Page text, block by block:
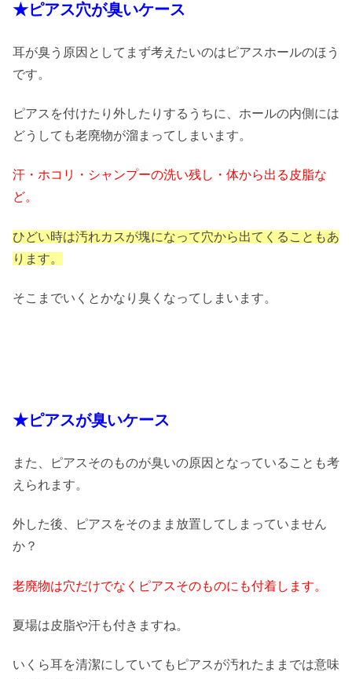
★ピアス穴が臭いケース
耳が臭う原因としてまず考えたいのはピアスホールのほう
です。
ピアスを付けたり外したりするうちに、ホールの内側には
どうしても老廃物が溜まってしまいます。
汗・ホコリ・シャンプーの洗い残し・体から出る皮脂な
ど。
ひどい時は汚れカスが塊になって穴から出てくることもあ
ります。
そこまでいくとかなり臭くなってしまいます。
★ピアスが臭いケース
また、ピアスそのものが臭いの原因となっていることも考
えられます。
外した後、ピアスをそのまま放置してしまっていません
か？
老廃物は穴だけでなくピアスそのものにも付着します。
夏場は皮脂や汗も付きますね。
いくら耳を清潔にしていてもピアスが汚れたままでは意味